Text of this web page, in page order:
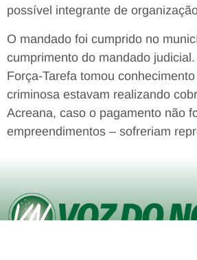
possível integrante de
O mandado foi cumprido no
cumprimento do mandado
Força-Tarefa tomou
criminosa estavam realizando
Acreana, caso o pagamento não
empreendimentos – sofreriam